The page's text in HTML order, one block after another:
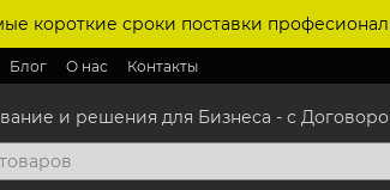
короткие сроки поставки
Блог О нас Контакты
и решения для Бизнеса - с